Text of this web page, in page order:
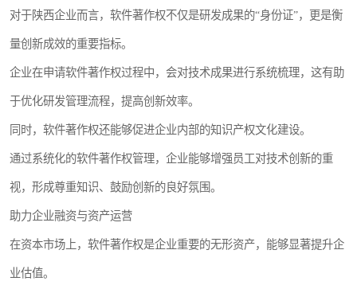
对于陕西企业而言，软件著作权不仅是研发成果的“身份证”，更是衡
量创新成效的重要指标。
企业在申请软件著作权过程中，会对技术成果进行系统梳理，这有助
于优化研发管理流程，提高创新效率。
同时，软件著作权还能够促进企业内部的知识产权文化建设。
通过系统化的软件著作权管理，企业能够增强员工对技术创新的重
视，形成尊重知识、鼓励创新的良好氛围。
助力企业融资与资产运营
在资本市场上，软件著作权是企业重要的无形资产，能够显著提升企
业估值。